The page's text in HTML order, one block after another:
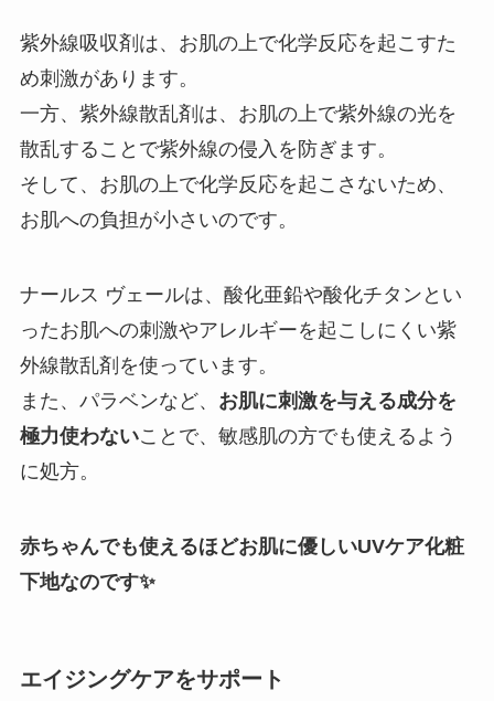
紫外線吸収剤は、お肌の上で化学反応を起こすた
め刺激があります。
一方、紫外線散乱剤は、お肌の上で紫外線の光を
散乱することで紫外線の侵入を防ぎます。
そして、お肌の上で化学反応を起こさないため、
お肌への負担が小さいのです。
ナールス ヴェールは、酸化亜鉛や酸化チタンとい
ったお肌への刺激やアレルギーを起こしにくい紫
外線散乱剤を使っています。
また、パラベンなど、 お肌に刺激を与える成分を
極力使わないことで、敏感肌の方でも使えるよう
に処方。
赤ちゃんでも使えるほどお肌に優しいUVケア化粧
下地なのです✨
エイジングケアをサポート